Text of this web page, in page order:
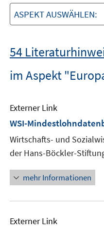
ASPEKT AUSWÄHLEN:
54
im Aspekt
Externer Link
WSI-
Wirtschafts- und
der Hans-Böckler-
mehr Informationen
Externer Link